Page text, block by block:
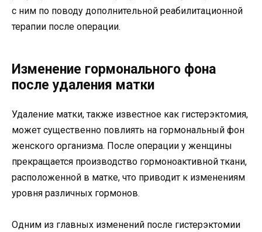
с ним по поводу дополнительной реабилитационной
терапии после операции.
Изменение гормонального фона
после удаления матки
Удаление матки, также известное как гистерэктомия,
может существенно повлиять на гормональный фон
женского организма. После операции у женщины
прекращается производство гормоноактивной ткани,
расположенной в матке, что приводит к изменениям
уровня различных гормонов.
Одним из главных изменений после гистерэктомии